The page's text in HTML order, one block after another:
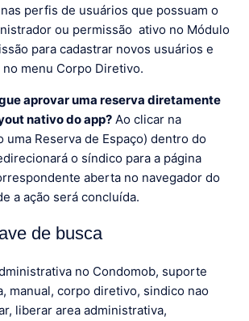
perfis de usuários que possuam o
ou permissão ativo no Módulo
para cadastrar novos usuários e
menu Corpo Diretivo.
aprovar uma reserva diretamente
nativo do app? Ao clicar na
uma Reserva de Espaço) dentro do
o síndico para a página
aberta no navegador do
a ação será concluída.
de busca
no Condomob, suporte
manual, corpo diretivo, sindico nao
liberar area administrativa,